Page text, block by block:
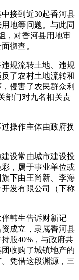
接到近30起香河县
地等问题。与此同
，对香河县用地审
彻查。
规流转土地、违规
了农村土地流转和
侵害了农民群众利
部门对九名相关责
操作主体由政府换
设常由城市建设投
，属于事业单位或
下由王尚新、李海
发有限公司（下称
韩生告诉财新记
成立，隶属香河县
股40%，与政府共
收购了城镇地产的
凭借这段渊源，三